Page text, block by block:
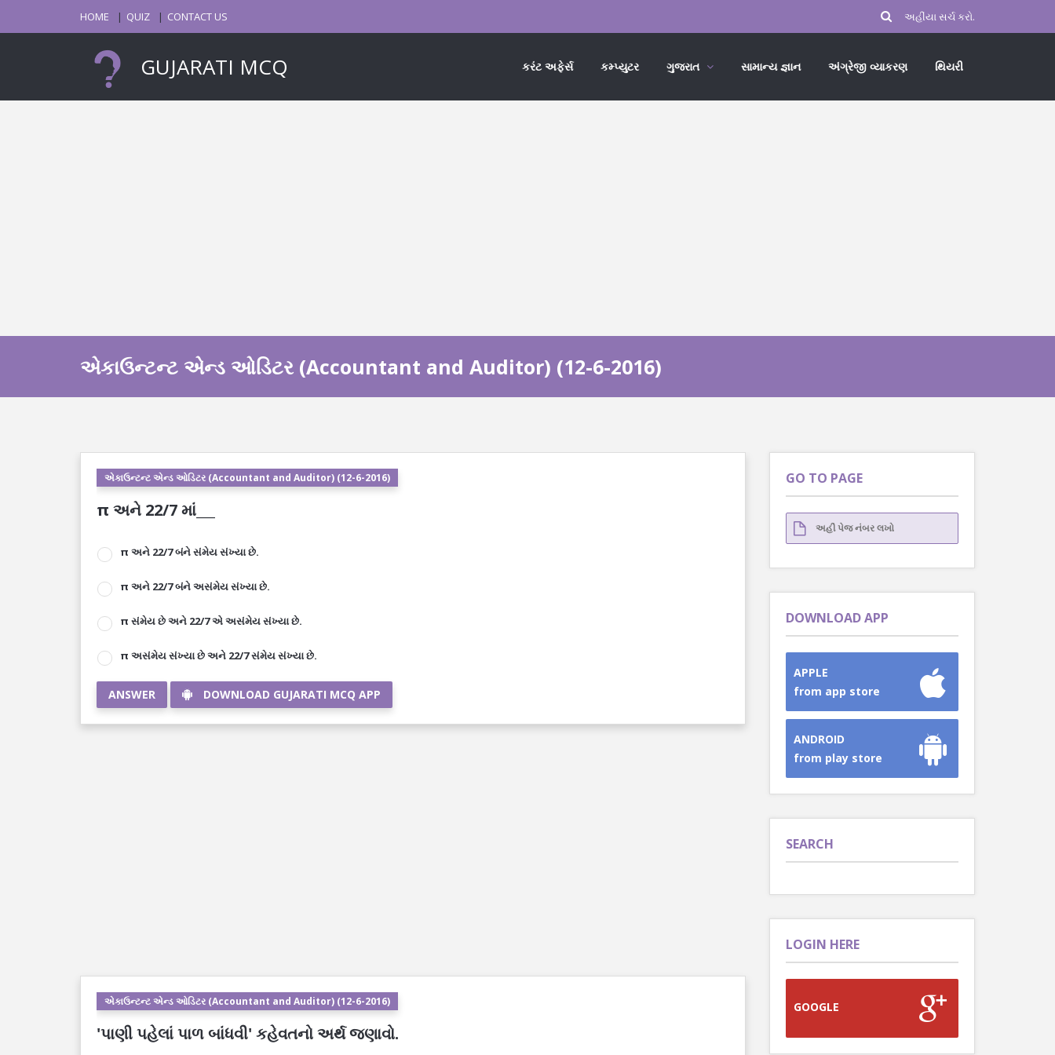
HOME QUIZ CONTACT US
GUJARATI MCQ કરંટ અફેર્સ કમ્પ્યુટર ગુજરાત સામાન્ય જ્ઞાન અંગ્રેજી વ્યાકરણ થિયરી
એકાઉન્ટન્ટ એન્ડ ઓડિટર (Accountant and Auditor) (12-6-2016)
એકાઉન્ટન્ટ એન્ડ ઓડિટર (Accountant and Auditor) (12-6-2016)
π અને 22/7 માં___
π અને 22/7 બંને સંમેય સંખ્યા છે.
π અને 22/7 બંને અસંમેય સંખ્યા છે.
π સંમેય છે અને 22/7 એ અસંમેય સંખ્યા છે.
π અસંમેય સંખ્યા છે અને 22/7 સંમેય સંખ્યા છે.
ANSWER DOWNLOAD GUJARATI MCQ APP
એકાઉન્ટન્ટ એન્ડ ઓડિટર (Accountant and Auditor) (12-6-2016)
'પાણી પહેલાં પાળ બાંધવી' કહેવતનો અર્થ જણાવો.
GO TO PAGE
DOWNLOAD APP
APPLE
from app store
ANDROID
from play store
SEARCH
LOGIN HERE
GOOGLE